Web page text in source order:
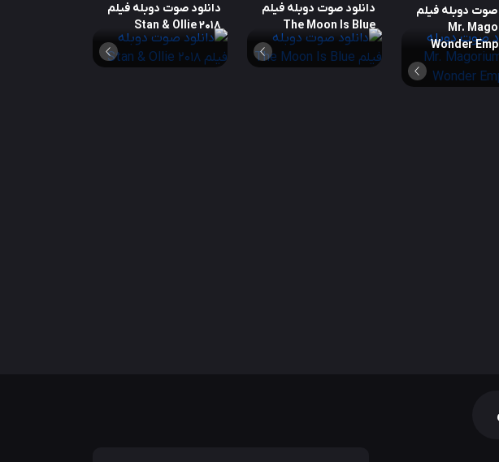
صوت دوبله فیلم
Mr.
Wonder
دانلود صوت دوبله فیلم
The Moon Is Blue
دانلود صوت دوبله فیلم
Stan & Ollie 2018